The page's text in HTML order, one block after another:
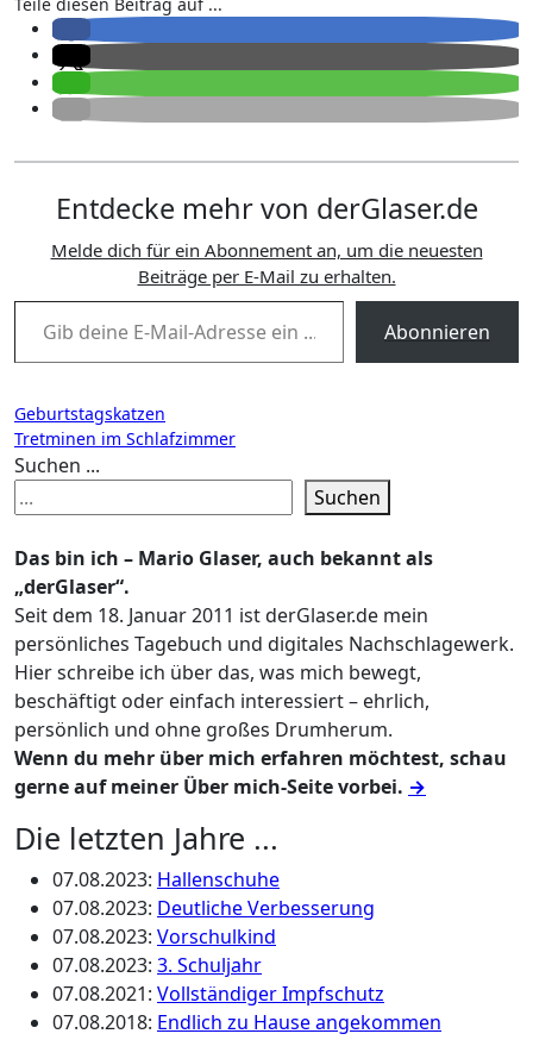
Entdecke mehr von derGlaser.de
Melde dich für ein Abonnement an, um die neuesten
Beiträge per E-Mail zu erhalten.
Gib deine E-Mail-Adresse ein ...
Abonnieren
Beitragsnavigation
Geburtstagskatzen
Tretminen im Schlafzimmer
Suchen ...
Suchen
Das bin ich – Mario Glaser, auch bekannt als
„derGlaser“.
Seit dem 18. Januar 2011 ist derGlaser.de mein
persönliches Tagebuch und digitales Nachschlagewerk.
Hier schreibe ich über das, was mich bewegt,
beschäftigt oder einfach interessiert – ehrlich,
persönlich und ohne großes Drumherum.
Wenn du mehr über mich erfahren möchtest, schau
gerne auf meiner Über mich-Seite vorbei. →
Die letzten Jahre ...
07.08.2023: Hallenschuhe
07.08.2023: Deutliche Verbesserung
07.08.2023: Vorschulkind
07.08.2023: 3. Schuljahr
07.08.2021: Vollständiger Impfschutz
07.08.2018: Endlich zu Hause angekommen